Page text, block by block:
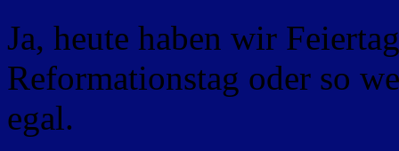
Ja, heute haben wir
Reformationstag oder so
egal.